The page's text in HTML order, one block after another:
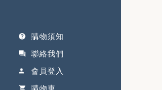
購物須知
聯絡我們
會員登入